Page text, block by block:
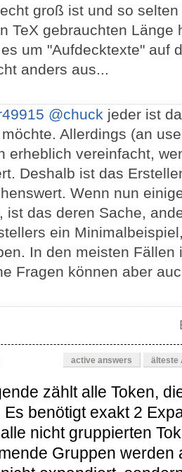
groß ist und so
TeX gebrauchten
um "Aufdecktexte" auf
anders aus...
@chuck jeder ist
Allerdings (an
erheblich vereinfacht,
Deshalb ist das
Wenn nun
ist das deren Sache,
ein
In den meisten
Fragen können aber
active answers älteste
zählt alle Token,
Es benötigt exakt 2
nicht gruppierten
Gruppen werden